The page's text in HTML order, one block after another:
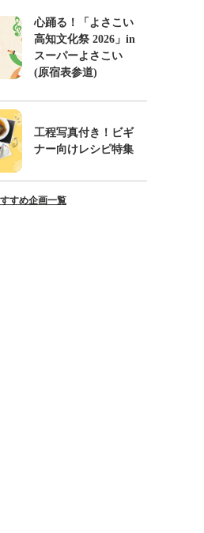
心踊る！「よさこい
高知文化祭 2026」in
スーパーよさこい
(原宿表参道)
工程写真付き！ビギ
ナー向けレシピ特集
すめ企画一覧